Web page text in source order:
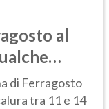
al
di Ferragosto
tra 11 e 14